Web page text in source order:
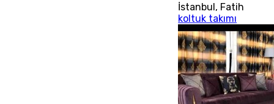
İstanbul, Fatih
koltuk takımı